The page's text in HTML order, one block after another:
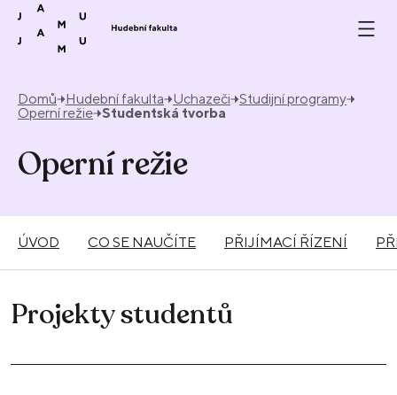
Přeskočit na obsah
Domů Hudební fakulta Uchazeči Studijní programy
Operní režie Studentská tvorba
Operní režie
ÚVOD CO SE NAUČÍTE PŘIJÍMACÍ ŘÍZENÍ
Projekty studentů